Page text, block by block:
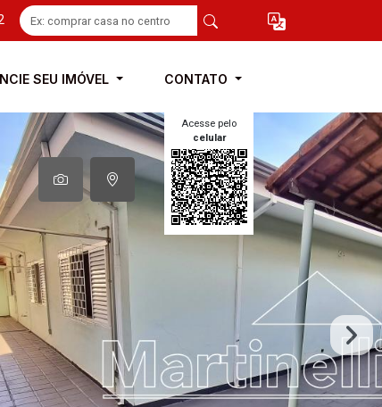
SEU IMÓVEL CONTATO
Acesse pelo
celular